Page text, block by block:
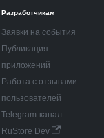
Разработчикам
Заявки на события
Публикация
приложений
Работа с отзывами
пользователей
Telegram-канал
RuStore Dev